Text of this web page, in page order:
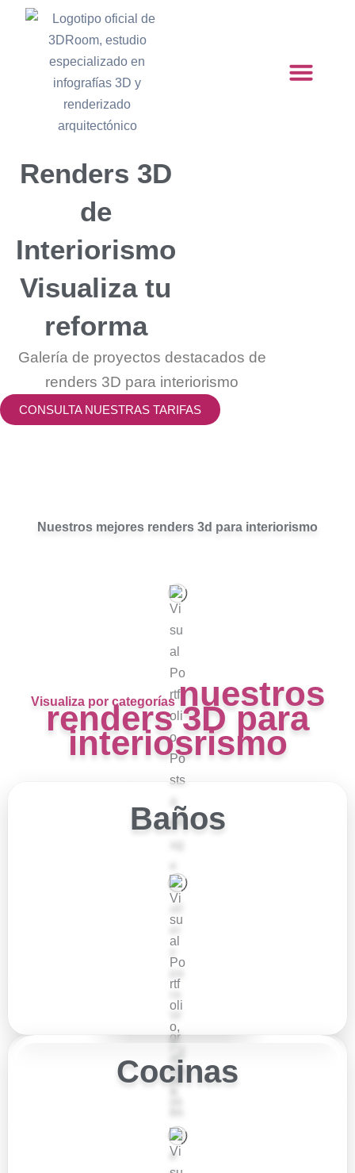
Renders 3D
de
Interiorismo
Visualiza tu
reforma
Galería de proyectos destacados de
renders 3D para interiorismo
CONSULTA NUESTRAS TARIFAS
Nuestros mejores renders 3d para interiorismo
Visualiza por categoríasnuestros
renders 3D para
interiosrismo
Baños
Cocinas